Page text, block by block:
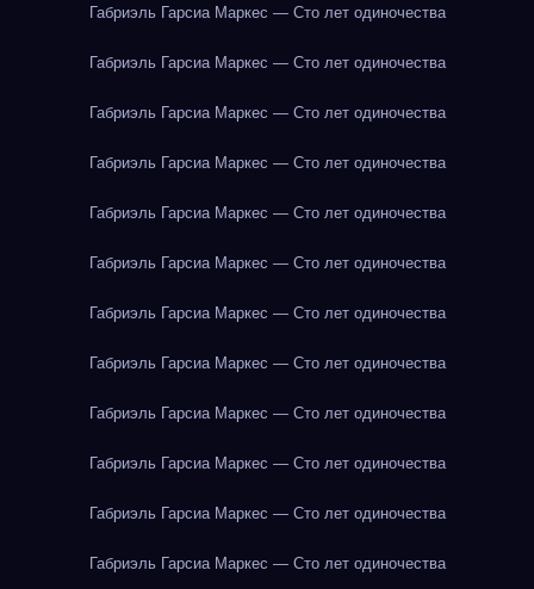
Габриэль Гарсиа Маркес — Сто лет одиночества
Габриэль Гарсиа Маркес — Сто лет одиночества
Габриэль Гарсиа Маркес — Сто лет одиночества
Габриэль Гарсиа Маркес — Сто лет одиночества
Габриэль Гарсиа Маркес — Сто лет одиночества
Габриэль Гарсиа Маркес — Сто лет одиночества
Габриэль Гарсиа Маркес — Сто лет одиночества
Габриэль Гарсиа Маркес — Сто лет одиночества
Габриэль Гарсиа Маркес — Сто лет одиночества
Габриэль Гарсиа Маркес — Сто лет одиночества
Габриэль Гарсиа Маркес — Сто лет одиночества
Габриэль Гарсиа Маркес — Сто лет одиночества